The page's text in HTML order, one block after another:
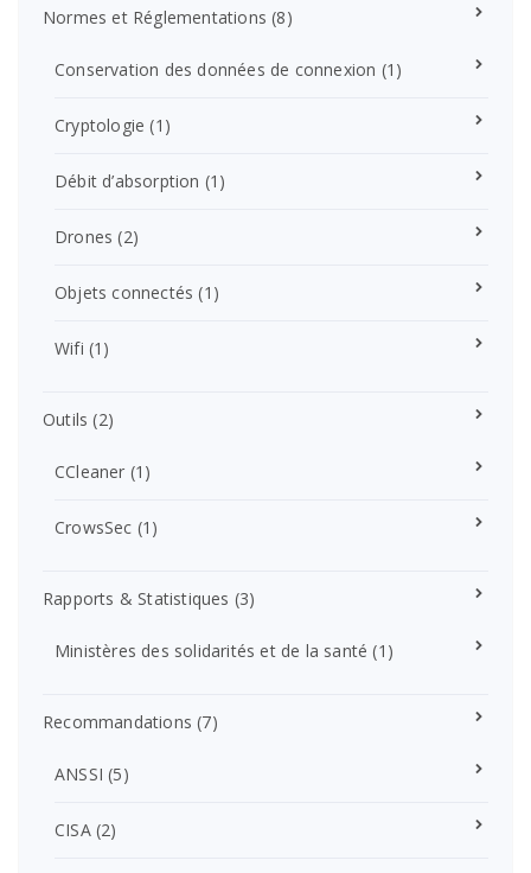
Normes et Réglementations (8)
Conservation des données de connexion (1)
Cryptologie (1)
Débit d’absorption (1)
Drones (2)
Objets connectés (1)
Wifi (1)
Outils (2)
CCleaner (1)
CrowsSec (1)
Rapports & Statistiques (3)
Ministères des solidarités et de la santé (1)
Recommandations (7)
ANSSI (5)
CISA(2)